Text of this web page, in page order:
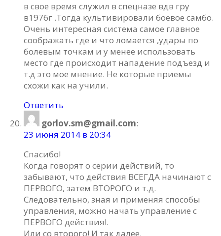
в свое время служил в спецназе вдв гру
в1976г .Тогда культивировали боевое самбо.
Очень интересная система самое главное
соображать где и что ломается ,удары по
болевым точкам и у менее использовать
место где происходит нападение подъезд и
т.д это мое мнение. Не которые приемы
схожи как на учили.
Ответить
gorlov.sm@gmail.com:
23 июня 2014 в 20:34
Спасибо!
Когда говорят о серии действий, то
забывают, что действия ВСЕГДА начинают с
ПЕРВОГО, затем ВТОРОГО и т.д.
Следовательно, зная и применяя способы
управления, можно начать управление с
ПЕРВОГО действия!.
Или со второго! И так далее.